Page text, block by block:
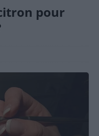
pour